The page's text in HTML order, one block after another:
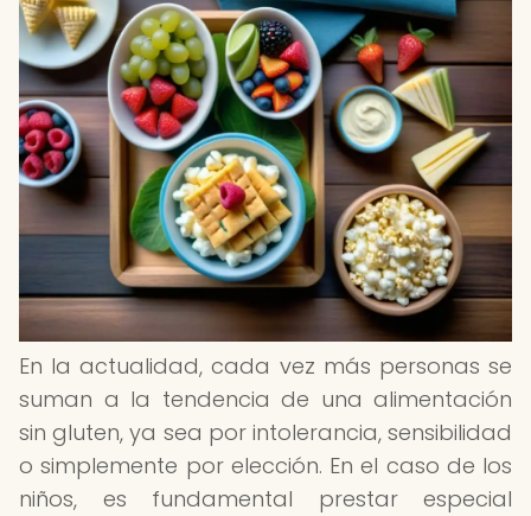
En la actualidad, cada vez más personas se
suman a la tendencia de una alimentación
sin gluten, ya sea por intolerancia, sensibilidad
o simplemente por elección. En el caso de los
niños, es fundamental prestar especial